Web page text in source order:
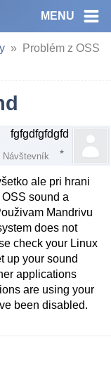
MENU
Problém z OSS
fgfgdfgfdgfd
Návštevník
ale pri hrani
sound a
Mandrivu
does not
check your Linux
up your sound
applications
are using your
been disabled.